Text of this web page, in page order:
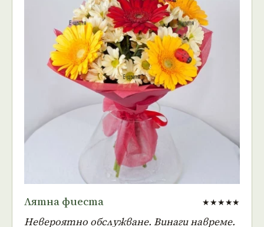
Лятна фиеста ★★★★★
Невероятно обслужване. Винаги навреме.